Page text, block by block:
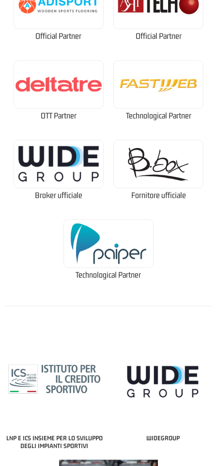
Official Partner Official Partner
OTT Partner Technological Partner
Broker ufficiale Fornitore ufficiale
Technological Partner
LNP E ICS INSIEME PER LO SVILUPPO
DEGLI IMPIANTI SPORTIVI
WIDEGROUP